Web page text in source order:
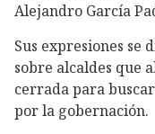
Alejandro García
Sus expresiones se
sobre alcaldes que
cerrada para
por la gobernación.